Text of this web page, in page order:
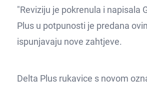
"Reviziju je pokrenula i napisala
Plus u potpunosti je predana
ispunjavaju nove zahtjeve.
Delta Plus rukavice s novom